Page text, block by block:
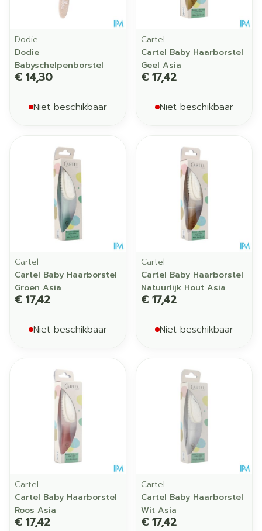
Dodie
Dodie
Babyschelpenborstel
€ 14,30
Niet beschikbaar
Cartel
Cartel Baby Haarborstel
Geel Asia
€ 17,42
Niet beschikbaar
Cartel
Cartel Baby Haarborstel
Groen Asia
€ 17,42
Niet beschikbaar
Cartel
Cartel Baby Haarborstel
Natuurlijk Hout Asia
€ 17,42
Niet beschikbaar
Cartel
Cartel Baby Haarborstel
Roos Asia
€ 17,42
Cartel
Cartel Baby Haarborstel
Wit Asia
€ 17,42